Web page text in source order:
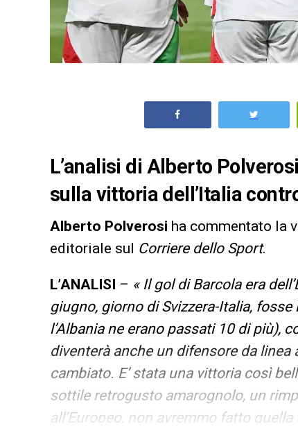
L’analisi di Alberto
sulla vittoria dell’Italia
Alberto Polverosi ha commentato la
editoriale sul Corriere dello Sport.
L’ANALISI – « Il gol di Barcola era
giugno, giorno di Svizzera-Italia,
l’Albania ne erano passati 10 di più),
diventerà anche un difensore da linea
cambiato. E’ stata una vittoria così
sottile retrogusto amarognolo, un
all’Europeo, non avremmo fatto